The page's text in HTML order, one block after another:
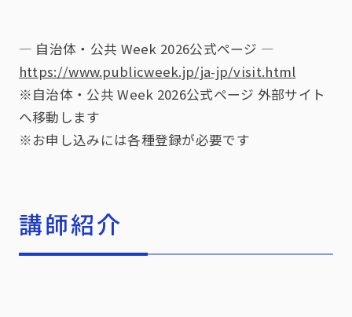
― 自治体・公共 Week 2026公式ページ ―
https://www.publicweek.jp/ja-jp/visit.html
※自治体・公共 Week 2026公式ページ 外部サイト
へ移動します
※お申し込みには各種登録が必要です
講師紹介